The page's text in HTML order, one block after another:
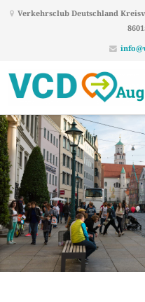
Verkehrsclub Deutschland